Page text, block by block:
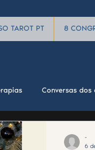
TAROT PT 8
Conversas dos
-
6